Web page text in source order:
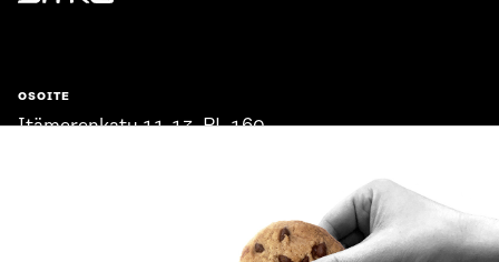
Sitra
OSOITE
Itämerenkatu 11-13, PL 160,